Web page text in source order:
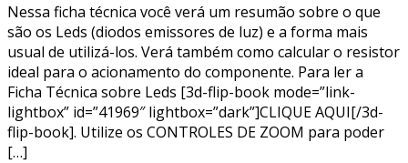
Nessa ficha técnica você verá um resumão sobre o que
são os Leds (diodos emissores de luz) e a forma mais
usual de utilizá-los. Verá também como calcular o resistor
ideal para o acionamento do componente. Para ler a
Ficha Técnica sobre Leds [3d-flip-book mode=”link-
lightbox” id=”41969″ lightbox=”dark”]CLIQUE AQUI[/3d-
flip-book]. Utilize os CONTROLES DE ZOOM para poder
[…]